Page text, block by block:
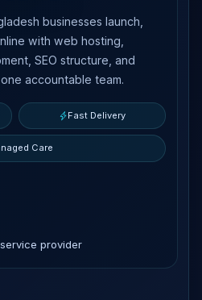
businesses launch,
with web hosting,
SEO structure, and
accountable team.
Fast Delivery
Care
provider